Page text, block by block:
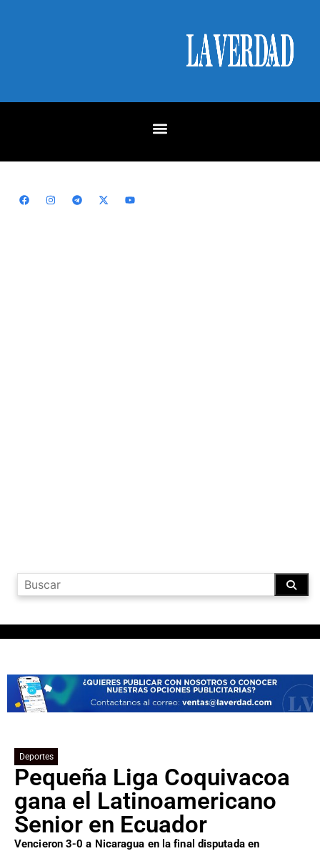
Deportes
Pequeña Liga Coquivacoa
gana el Latinoamericano
Senior en Ecuador
Vencieron 3-0 a Nicaragua en la final disputada en